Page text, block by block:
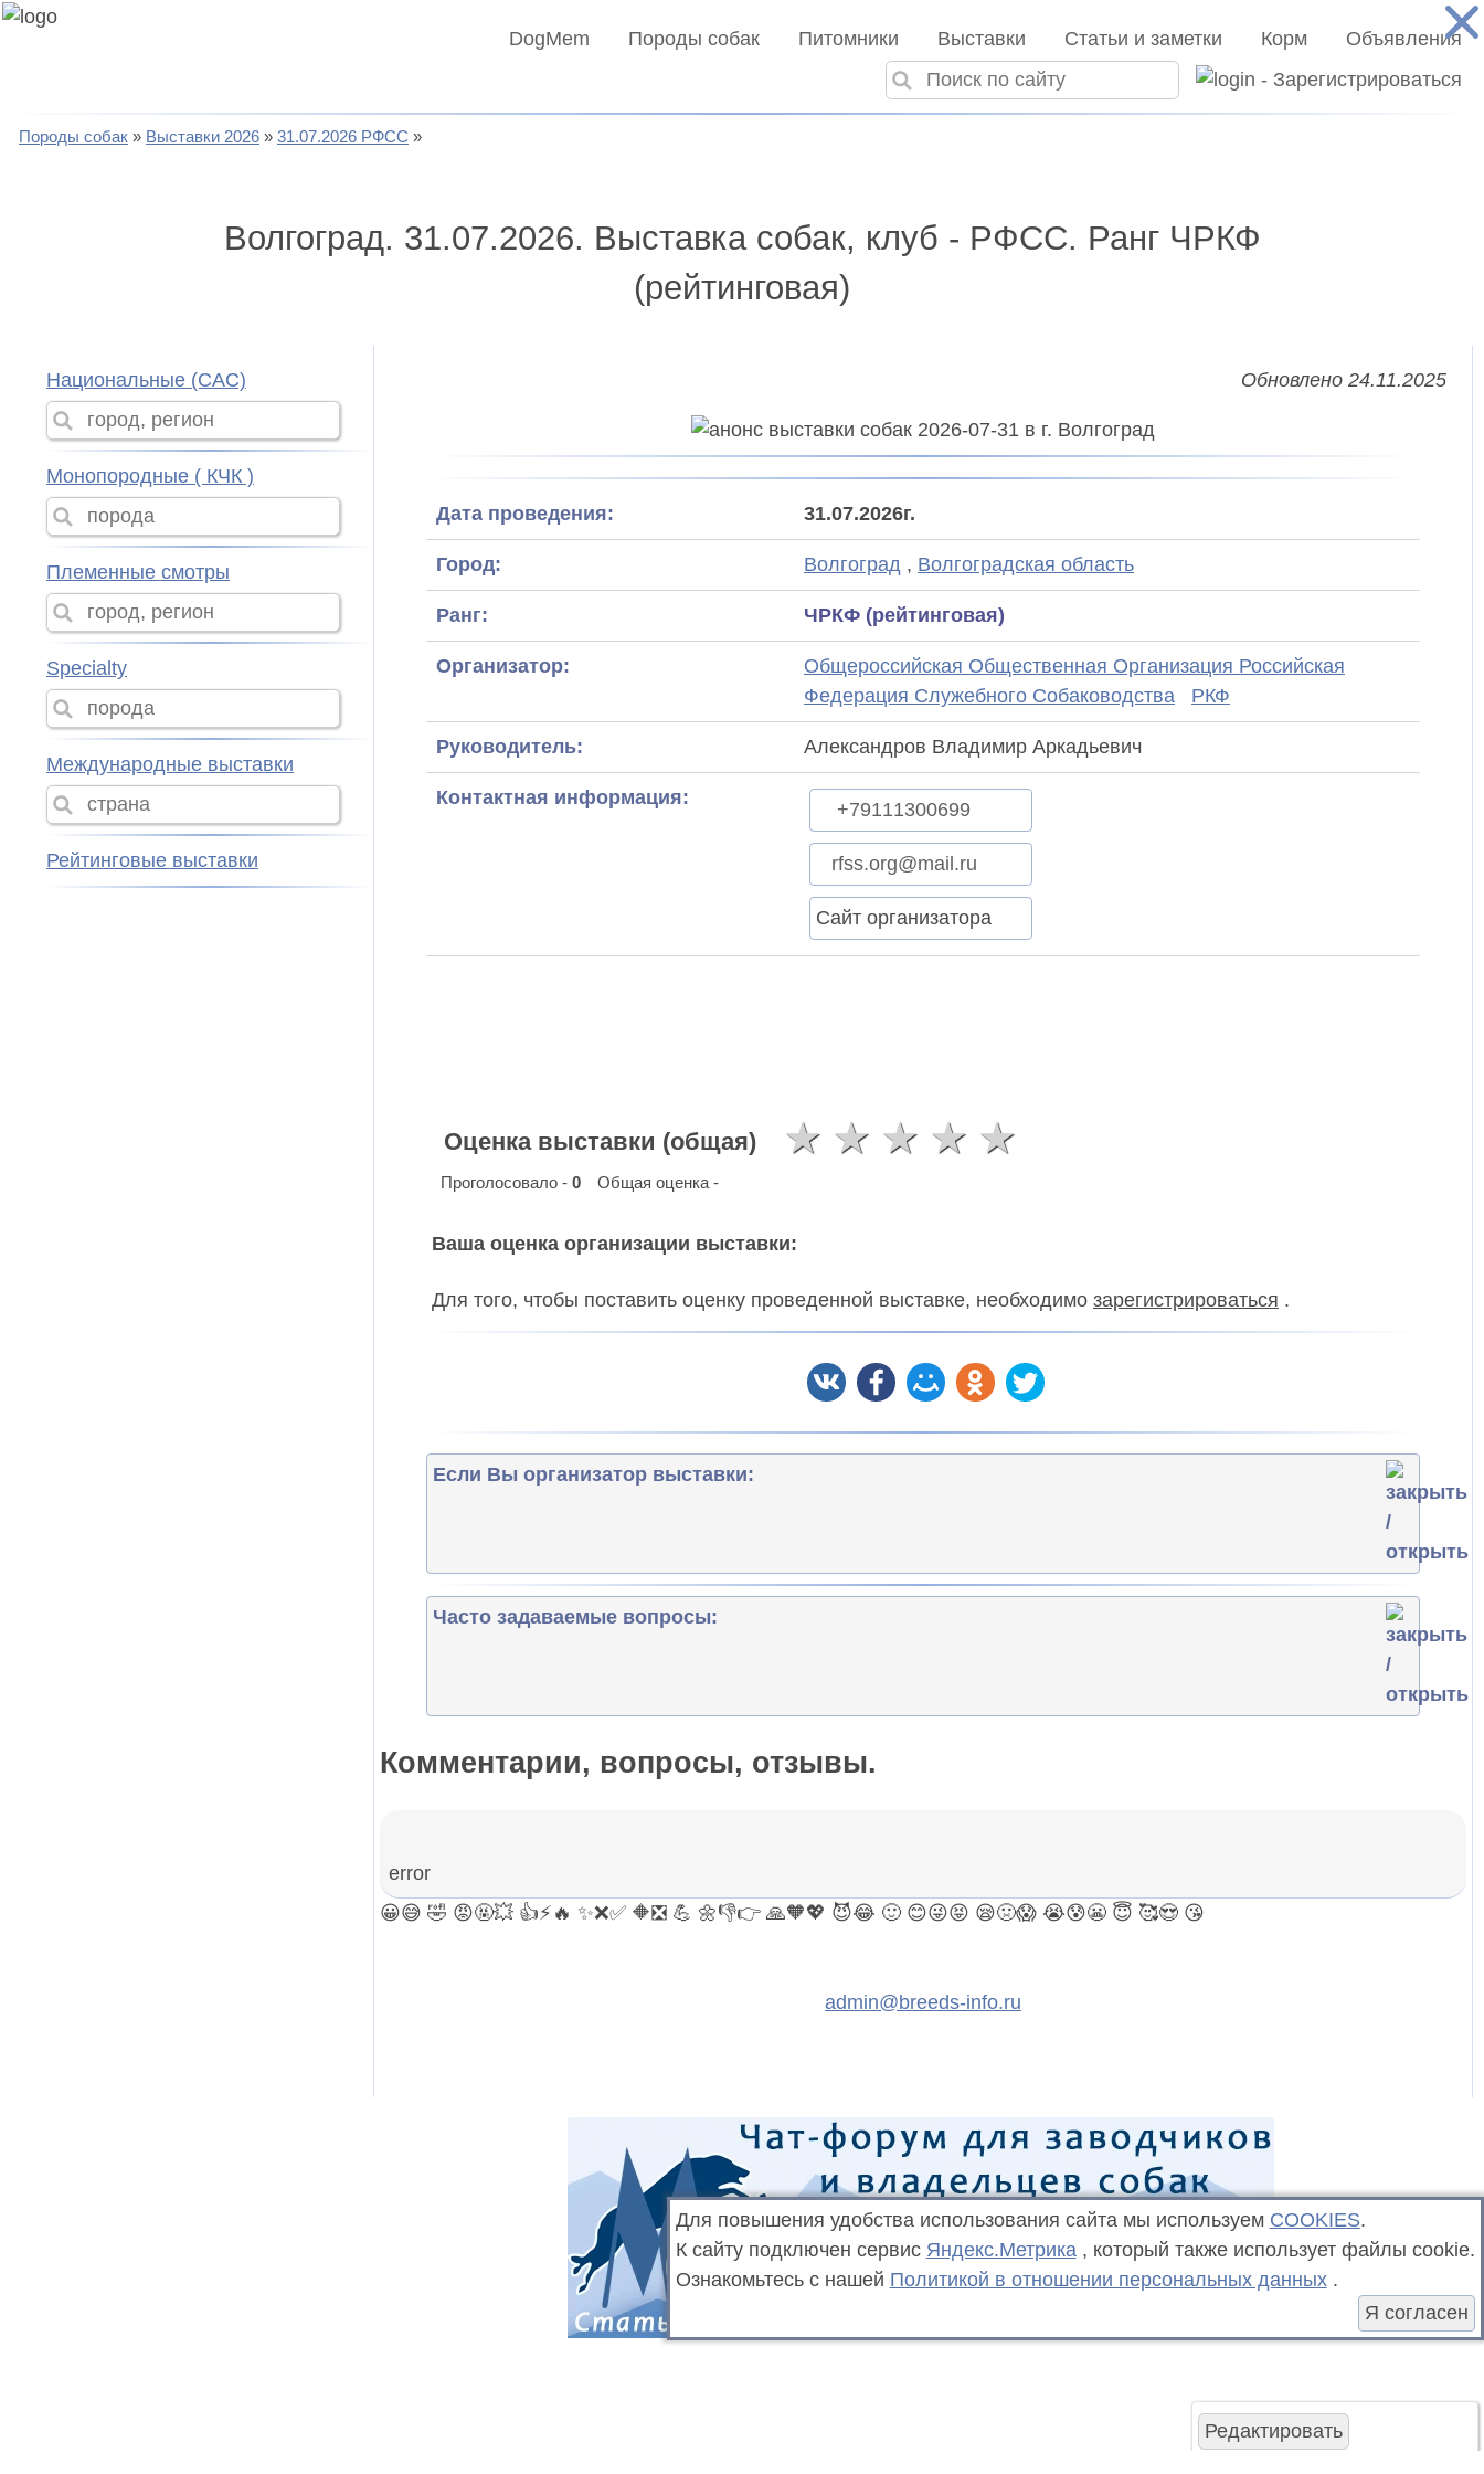
DogMem Породы собак Питомники Выставки Статьи и заметки Корм Объявления
Породы собак Выставки 2026 31.07.2026 РФСС
Волгоград. 31.07.2026. Выставка собак, клуб - РФСС. Ранг ЧРКФ
(рейтинговая)
Национальные (CAC)
Монопородные ( КЧК )
Племенные смотры
Specialty
Международные выставки
Рейтинговые выставки
Обновлено 24.11.2025
Дата проведения: 31.07.2026г.
Город: Волгоград , Волгоградская область
Ранг: ЧРКФ (рейтинговая)
Организатор:
Общероссийская Общественная Организация Российская
Федерация Служебного Собаководства
РКФ
Руководитель: Александров Владимир Аркадьевич
Контактная информация:
+79111300699
rfss.org@mail.ru
Сайт организатора
Оценка выставки (общая)
Проголосовало - 0 Общая оценка -
Ваша оценка организации выставки:
Для того, чтобы поставить оценку проведенной выставке, необходимо зарегистрироваться .
Если Вы организатор выставки:
Часто задаваемые вопросы:
Комментарии, вопросы, отзывы.
error
Редактировать
😀😅 🤣 😡🤬💥 👍⚡ 🔥 ✨❌✅ 🔶❎ 💪 🌼👎👉 🙏🧡💖 😈😂 🙂 😊😜😝 😪🤢😱 😭😰😬 😇 🥰😍 😘
admin@breeds-info.ru
Для повышения удобства использования сайта мы используем COOKIES.
К сайту подключен сервис Яндекс.Метрика , который также использует файлы cookie.
Ознакомьтесь с нашей Политикой в отношении персональных данных .
Я согласен